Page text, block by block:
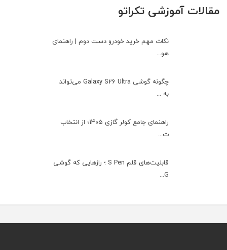
مقالات آموزشی تکراتو
نکات مهم خرید خودرو دست دوم | راهنمای
هو...
چگونه گوشی Galaxy S26 Ultra می‌تواند
به ...
راهنمای جامع کولر گازی ۱۴۰۵؛ از انتخاب
ت...
قابلیت‌های قلم S Pen ؛ رازهایی که گوشی
G...